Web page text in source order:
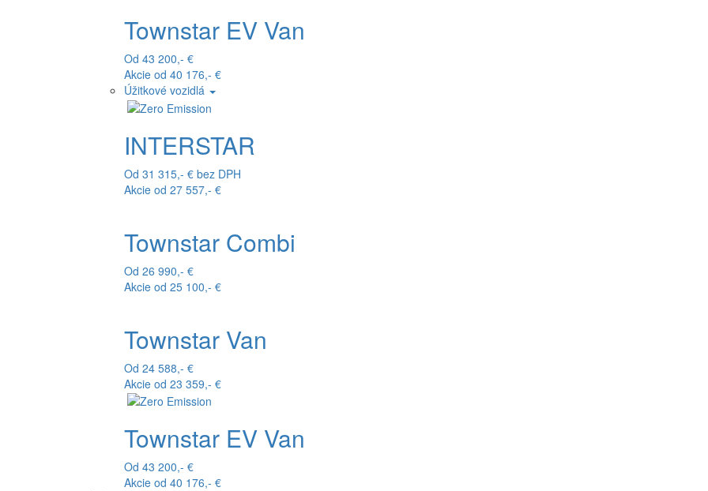
Townstar EV Van
Od 43 200,- €
Akcie od 40 176,- €
Úžitkové vozidlá
INTERSTAR
Od 31 315,- € bez DPH
Akcie od 27 557,- €
Townstar Combi
Od 26 990,- €
Akcie od 25 100,- €
Townstar Van
Od 24 588,- €
Akcie od 23 359,- €
Townstar EV Van
Od 43 200,- €
Akcie od 40 176,- €